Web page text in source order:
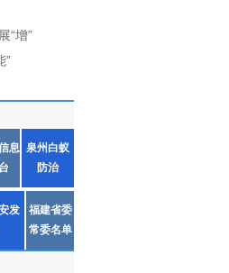
“增”
”
息 泉州白蚁
防治
发
福建省委
常委名单